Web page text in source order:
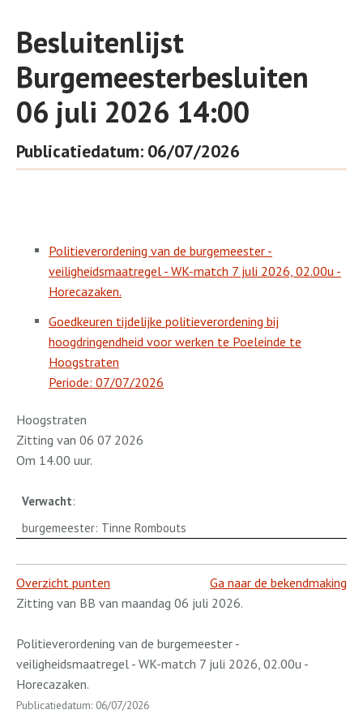
Besluitenlijst
Burgemeesterbesluiten
06 juli 2026 14:00
Publicatiedatum: 06/07/2026
Politieverordening van de burgemeester -
veiligheidsmaatregel - WK-match 7 juli 2026, 02.00u -
Horecazaken.
Goedkeuren tijdelijke politieverordening bij
hoogdringendheid voor werken te Poeleinde te
Hoogstraten
Periode: 07/07/2026
Hoogstraten
Zitting van 06 07 2026
Om 14.00 uur.
Verwacht:
burgemeester: Tinne Rombouts
Overzicht punten
Ga naar de bekendmaking
Zitting van BB van maandag 06 juli 2026.
Politieverordening van de burgemeester -
veiligheidsmaatregel - WK-match 7 juli 2026, 02.00u -
Horecazaken.
Publicatiedatum: 06/07/2026